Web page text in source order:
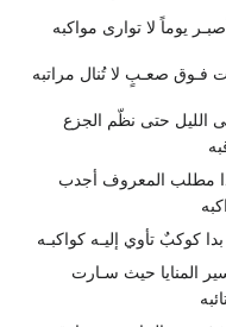
يوماً لا توارى مواكبه
فـوق صعـبٍ لا تُنال مراتبه
الليل حتى نظّم الجزع
مطلب المعروف أجدب
بدا كوكبٌ تأوي إليـه كواكبـه
المنايا حيث سـارت